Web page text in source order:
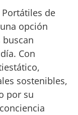
de
opción
Con
sostenibles,
por su